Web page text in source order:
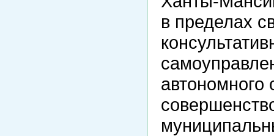
в пределах
автономного